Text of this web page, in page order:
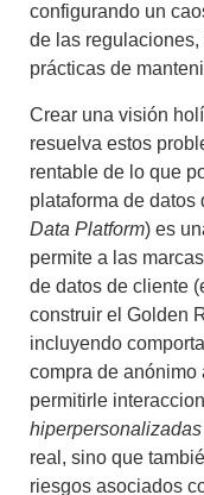
configurando un
de las
prácticas de
Crear una visión
resuelva estos
rentable de lo que
plataforma de datos
Data Platform) es
permite a las
de datos de cliente
construir el Golden
incluyendo
compra de anónimo
permitirle
hiperpersonalizadas
real, sino que
riesgos asociados